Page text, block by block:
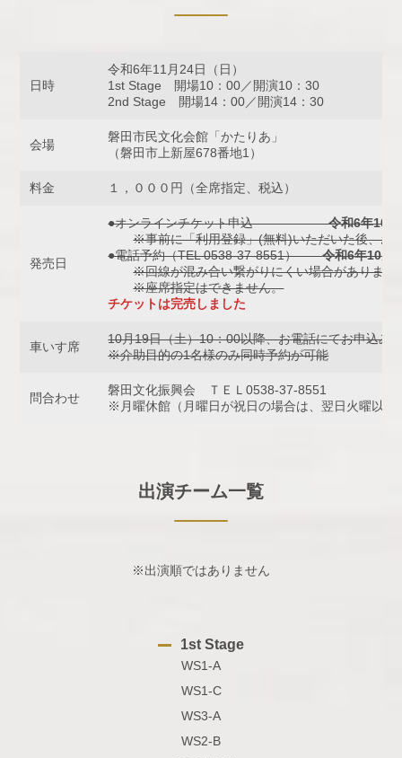
日時
令和6年11月24日（日）
1st Stage 開場10：00／開演10：30
2nd Stage 開場14：00／開演14：30
会場
磐田市民文化会館「かたりあ」
（磐田市上新屋678番地1）
料金 １，０００円（全席指定、税込）
発売日
●オンラインチケット申込令和6年10
※事前に「利用登録」(無料)いただいた後、お
●電話予約（TEL 0538-37-8551）令和6年10月
※回線が混み合い繋がりにくい場合があります
※座席指定はできません。
チケットは完売しました
車いす席
10月19日（土）10：00以降、お電話にてお申込み
※介助目的の1名様のみ同時予約が可能
問合わせ
磐田文化振興会 ＴＥＬ0538-37-8551
※月曜休館（月曜日が祝日の場合は、翌日火曜以降
出演チーム一覧
※出演順ではありません
1st Stage
WS1-A
WS1-C
WS3-A
WS2-B